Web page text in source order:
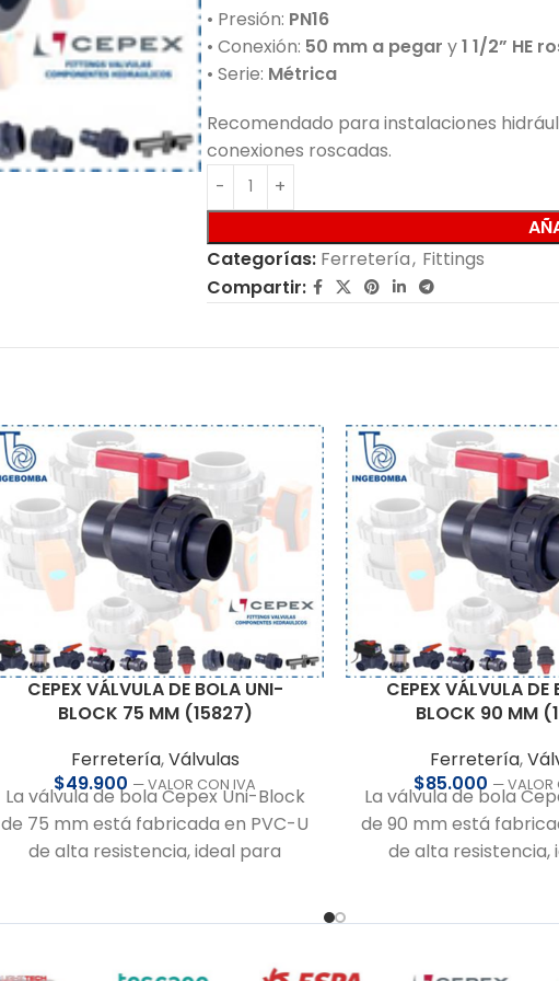
• Presión: PN16
• Conexión: 50 mm a pegar y1 1/2” HE
• Serie: Métrica
Recomendado para instalaciones
conexiones roscadas.
Categorías: Ferretería, Fittings
Compartir:
CEPEX VÁLVULA DE BOLA UNI-
BLOCK 75 MM (15827)
Ferretería,Válvulas
$49.900 — VALOR CON IVA
La válvula de bola Cepex Uni-Block
de 75 mm está fabricada en PVC-U
de alta resistencia, ideal para
permite un desarme rápido y fácil
CEPEX VÁLVULA DE
BLOCK 90 MM
Ferretería,
$85.000 — VALOR
La válvula de bola
de 90 mm está
de alta resistencia,